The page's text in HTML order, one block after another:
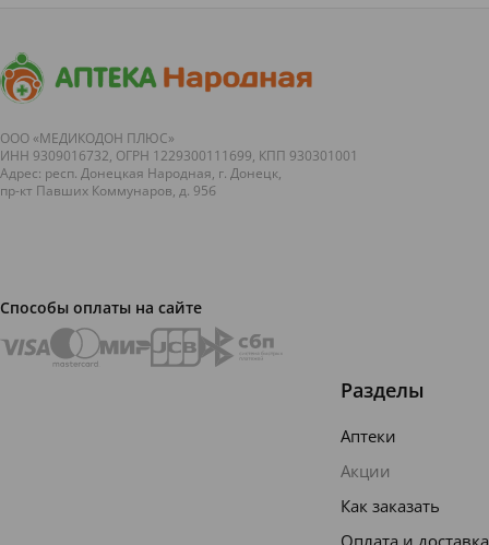
ООО «МЕДИКОДОН ПЛЮС»
ИНН 9309016732, ОГРН 1229300111699, КПП 930301001
Адрес: респ. Донецкая Народная, г. Донецк,
пр-кт Павших Коммунаров, д. 95б
Способы оплаты на сайте
Разделы
Аптеки
Акции
Как заказать
Оплата и доставка